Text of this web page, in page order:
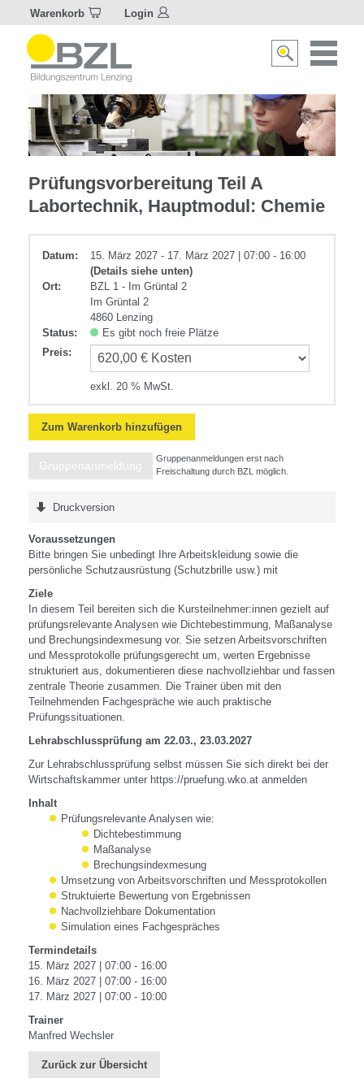
Warenkorb Login
Suche
Chemie
Prüfungsvorbereitung Teil A
Labortechnik, Hauptmodul: Chemie
Datum:
15. März 2027 - 17. März 2027 | 07:00 - 16:00
(Details siehe unten)
Ort:
BZL 1 - Im Grüntal 2
Im Grüntal 2
4860 Lenzing
Status:
Es gibt noch freie Plätze
Preis:
exkl. 20 % MwSt.
Zum Warenkorb hinzufügen
Gruppenanmeldung
Gruppenanmeldungen erst nach
Freischaltung durch BZL möglich.
Druckversion
Voraussetzungen
Bitte bringen Sie unbedingt Ihre Arbeitskleidung sowie die
persönliche Schutzausrüstung (Schutzbrille usw.) mit
Ziele
In diesem Teil bereiten sich die Kursteilnehmer:innen gezielt auf
prüfungsrelevante Analysen wie Dichtebestimmung, Maßanalyse
und Brechungsindexmesung vor. Sie setzen Arbeitsvorschriften
und Messprotokolle prüfungsgerecht um, werten Ergebnisse
strukturiert aus, dokumentieren diese nachvollziehbar und fassen
zentrale Theorie zusammen. Die Trainer üben mit den
Teilnehmenden Fachgespräche wie auch praktische
Prüfungssituationen.
Lehrabschlussprüfung am 22.03., 23.03.2027
Zur Lehrabschlussprüfung selbst müssen Sie sich direkt bei der
Wirtschaftskammer unter https://pruefung.wko.at anmelden
Inhalt
Prüfungsrelevante Analysen wie:
Dichtebestimmung
Maßanalyse
Brechungsindexmesung
Umsetzung von Arbeitsvorschriften und Messprotokollen
Struktuierte Bewertung von Ergebnissen
Nachvollziehbare Dokumentation
Simulation eines Fachgespräches
Termindetails
15. März 2027 | 07:00 - 16:00
16. März 2027 | 07:00 - 16:00
17. März 2027 | 07:00 - 10:00
Trainer
Manfred Wechsler
Zurück zur Übersicht